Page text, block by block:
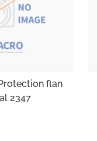
flan
2347